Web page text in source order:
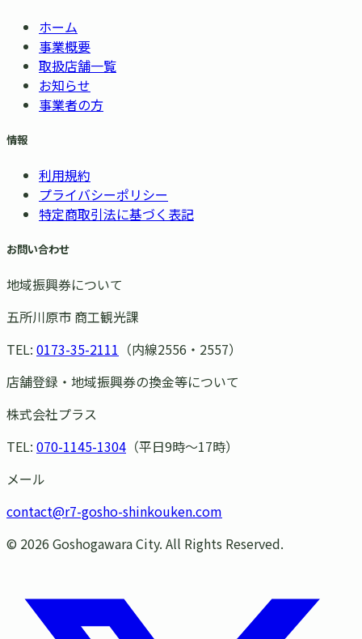
ホーム
事業概要
取扱店舗一覧
お知らせ
事業者の方
情報
利用規約
プライバシーポリシー
特定商取引法に基づく表記
お問い合わせ
地域振興券について
五所川原市 商工観光課
TEL: 0173-35-2111 （内線2556・2557）
店舗登録・地域振興券の換金等について
株式会社プラス
TEL: 070-1145-1304 （平日9時〜17時）
メール
contact@r7-gosho-shinkouken.com
© 2026 Goshogawara City. All Rights Reserved.